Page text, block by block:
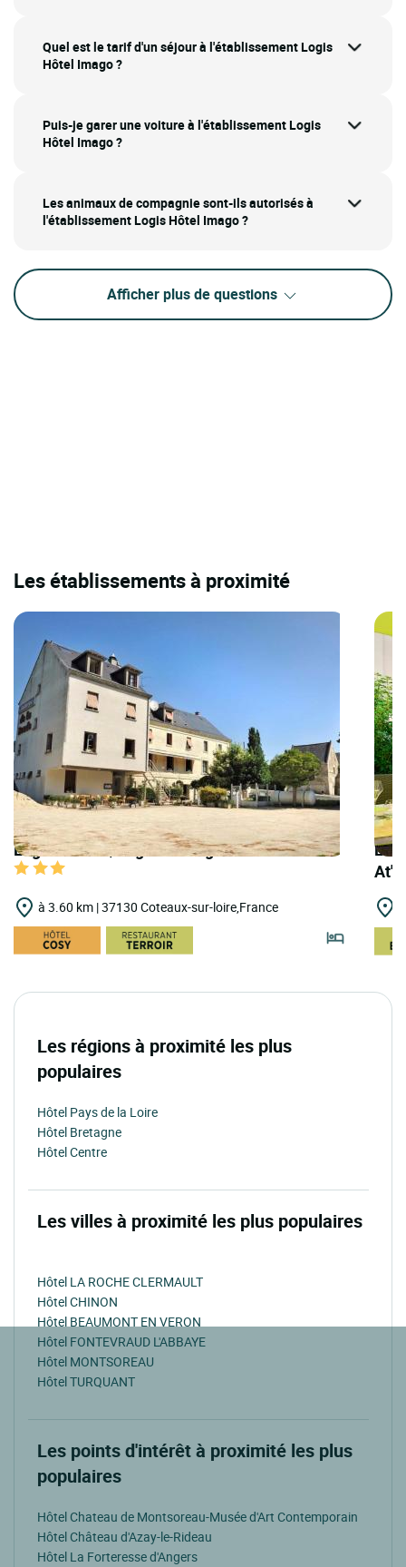
Quel est le tarif d'un séjour à l'établissement Logis
Hôtel Imago ?
Puis-je garer une voiture à l'établissement Logis
Hôtel Imago ?
Les animaux de compagnie sont-ils autorisés à
l'établissement Logis Hôtel Imago ?
Afficher plus de questions
Les établissements à proximité
Logis Hôtels | Logis Auberge de la Bonde
à 3.60 km | 37130 Coteaux-sur-loire,France
Les régions à proximité les plus
populaires
Hôtel Pays de la Loire
Hôtel Bretagne
Hôtel Centre
Les villes à proximité les plus populaires
Hôtel LA ROCHE CLERMAULT
Hôtel CHINON
Hôtel BEAUMONT EN VERON
Hôtel FONTEVRAUD L'ABBAYE
Hôtel MONTSOREAU
Hôtel TURQUANT
Les points d'intérêt à proximité les plus
populaires
Hôtel Chateau de Montsoreau-Musée d'Art Contemporain
Hôtel Château d'Azay-le-Rideau
Hôtel La Forteresse d'Angers